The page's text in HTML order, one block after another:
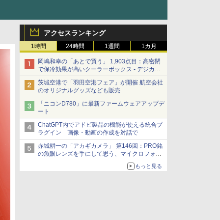
アクセスランキング
1時間 24時間 1週間 1カ月
岡嶋和幸の「あとで買う」 1,903点目：高密閉
で保冷効果が高いクーラーボックス - デジカメ
Watch
茨城空港で「羽田空港フェア」が開催 航空会社
のオリジナルグッズなども販売
「ニコンD780」に最新ファームウェアアップデ
ート
ChatGPT内でアドビ製品の機能が使える統合プ
ラグイン 画像・動画の作成を対話で
赤城耕一の「アカギカメラ」 第146回：PRO銘
の魚眼レンズを手にして思う、マイクロフォー
もっと見る